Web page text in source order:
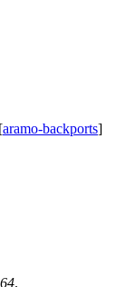
aramo-backports]
.